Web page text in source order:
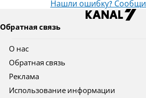
Нашли ошибку?
Обратная связь
О нас
Обратная связь
Реклама
Использование информации